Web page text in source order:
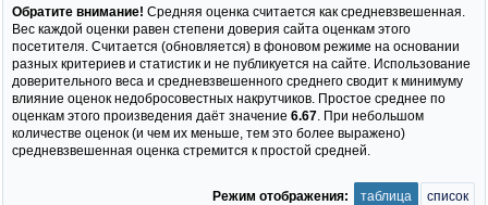
Обратите внимание! Средняя оценка считается как средневзвешенная.
Вес каждой оценки равен степени доверия сайта оценкам этого
посетителя. Считается (обновляется) в фоновом режиме на основании
разных критериев и статистик и не публикуется на сайте. Использование
доверительного веса и средневзвешенного среднего сводит к минимуму
влияние оценок недобросовестных накрутчиков. Простое среднее по
оценкам этого произведения даёт значение 6.67 . При небольшом
количестве оценок (и чем их меньше, тем это более выражено)
средневзвешенная оценка стремится к простой средней.
Режим отображения: таблица список